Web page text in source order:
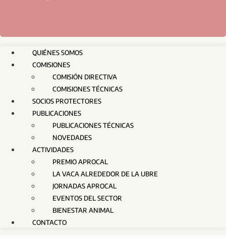
QUIÉNES SOMOS
COMISIONES
COMISIÓN DIRECTIVA
COMISIONES TÉCNICAS
SOCIOS PROTECTORES
PUBLICACIONES
PUBLICACIONES TÉCNICAS
NOVEDADES
ACTIVIDADES
PREMIO APROCAL
LA VACA ALREDEDOR DE LA UBRE
JORNADAS APROCAL
EVENTOS DEL SECTOR
BIENESTAR ANIMAL
CONTACTO